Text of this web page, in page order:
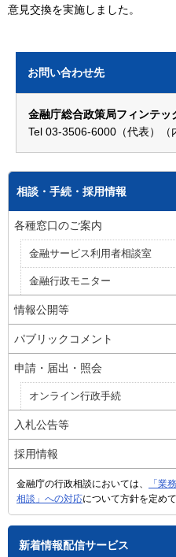
意見交換を実施しました。
お問い合わせ先
金融庁総合政策局フィンテッ
Tel 03-3506-6000（代表）（
相談・手続・採用情報
各種窓口のご案内
金融サービス利用者相談室
金融行政モニター
情報公開等
パブリックコメント
申請・届出・照会
オンライン行政手続
入札公告等
採用情報
金融庁の行政相談においては、
「業
相談」への対応について方針を定めて
新着情報配信サービス